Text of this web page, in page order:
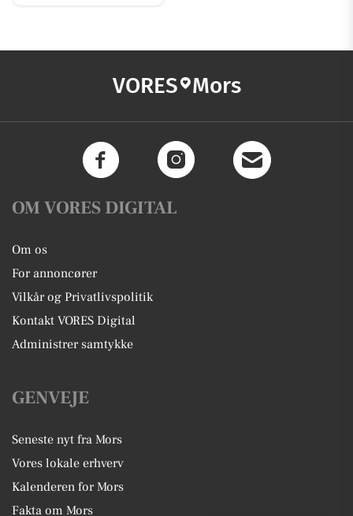
VORES Mors
OM VORES DIGITAL
Om os
For annoncører
Vilkår og Privatlivspolitik
Kontakt VORES Digital
Administrer samtykke
GENVEJE
Seneste nyt fra Mors
Vores lokale erhverv
Kalenderen for Mors
Fakta om Mors